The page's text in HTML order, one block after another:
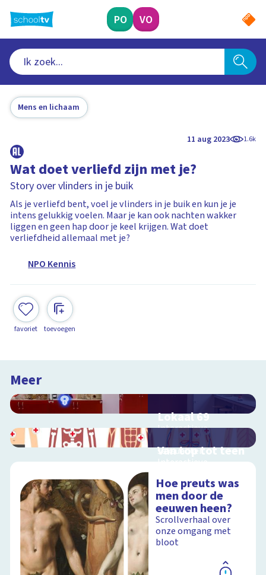
naar
hoofdinhoud
PO VO
Mens en lichaam
11 aug 2023 1.6k
Wat doet verliefd zijn met je?
Story over vlinders in je buik
Als je verliefd bent, voel je vlinders in je buik en kun je je
intens gelukkig voelen. Maar je kan ook nachten wakker
liggen en geen hap door je keel krijgen. Wat doet
verliefdheid allemaal met je?
NPO Kennis
favoriet toevoegen
Meer
Lokaal 69
Interactieve
schoolplaat over
seksualiteit
Schoolplaat
Van top tot teen
Interactieve
menselijk lichaam
Schoolplaat
Hoe preuts was
men door de
eeuwen heen?
Scrollverhaal over
onze omgang met
bloot